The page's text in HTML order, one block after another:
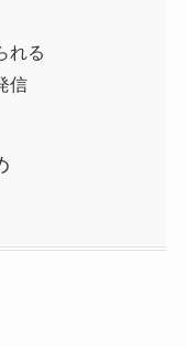
れる
信